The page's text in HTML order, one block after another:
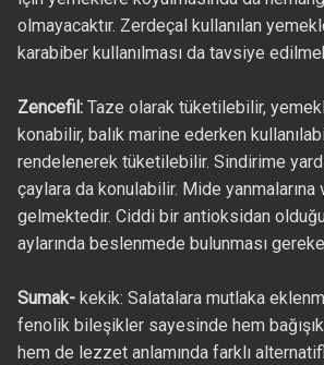
olmayacaktır. Zerdeçal kullanılan
karabiber kullanılması da tavsiye
Zencefil: Taze olarak tüketilebilir,
konabilir, balık marine ederken
rendelenerek tüketilebilir. Sindirime
çaylara da konulabilir. Mide yanmalarına
gelmektedir. Ciddi bir antioksidan
aylarında beslenmede bulunması
Sumak-kekik: Salatalara mutlaka
fenolik bileşikler sayesinde hem
hem de lezzet anlamında farklı